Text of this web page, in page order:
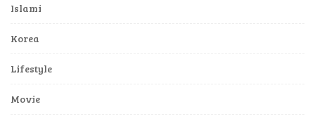
Islami
Korea
Lifestyle
Movie